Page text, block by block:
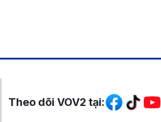
Mạng xã hội
Theo dõi VOV2 tại: